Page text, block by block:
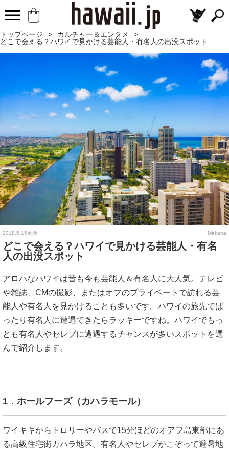
トップページ > カルチャー＆エンタメ
>
どこで会える？ハワイで見かける芸能人・有名人の出没スポット
2018.5.15更新 Makana
どこで会える？ハワイで見かける芸能人・有名
人の出没スポット
アロハなハワイは昔も今も芸能人＆有名人に大人気。テレビ
や雑誌、CMの撮影、またはオフのプライベートで訪れる芸
能人や有名人を見かけることも多いです。ハワイの旅先でば
ったり有名人に遭遇できたらラッキーですね。ハワイでもっ
とも有名人やセレブに遭遇するチャンスが多いスポットを選
んで紹介します。
1．ホールフーズ（カハラモール）
ワイキキからトロリーやバスで15分ほどのオアフ島東部にあ
る高級住宅街カハラ地区。有名人やセレブがこぞって避暑地